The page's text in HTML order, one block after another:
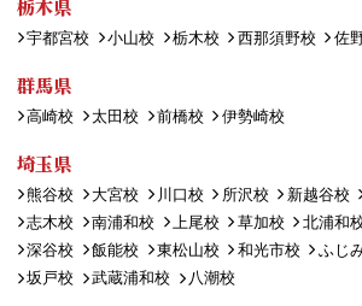
栃木県
宇都宮校 小山校 栃木校 西那須野校 佐
群馬県
高崎校 太田校 前橋校 伊勢崎校
埼玉県
熊谷校 大宮校 川口校 所沢校 新越谷校
志木校
南浦和校 上尾校 草加校 北浦和
深谷校
飯能校 東松山校 和光市校 ふじ
坂戸校
武蔵浦和校 八潮校